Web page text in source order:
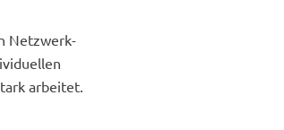
Netzwerk-
arbeitet.